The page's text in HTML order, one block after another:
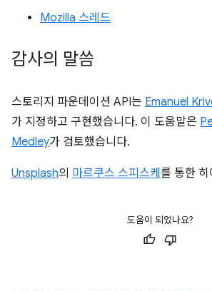
Mozilla 스레드
감사의 말씀
스토리지 파운데이션 API는 Emanuel
가 지정하고 구현했습니다. 이 도움말은
Medley가 검토했습니다.
Unsplash의 마르쿠스 스피스케 를 통한 히
도움이 되었나요?